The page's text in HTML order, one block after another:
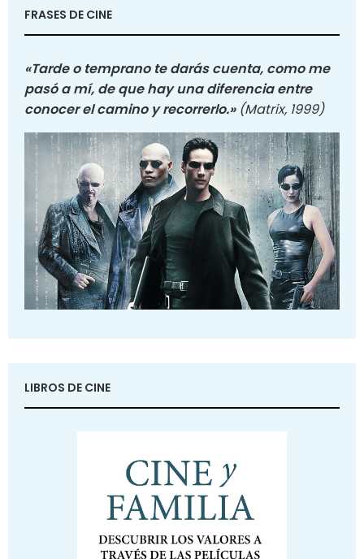
FRASES DE CINE
«Tarde o temprano te darás cuenta, como me
pasó a mí, de que hay una diferencia entre
conocer el camino y recorrerlo.» (Matrix, 1999)
LIBROS DE CINE